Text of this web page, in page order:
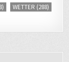
WETTER (288)